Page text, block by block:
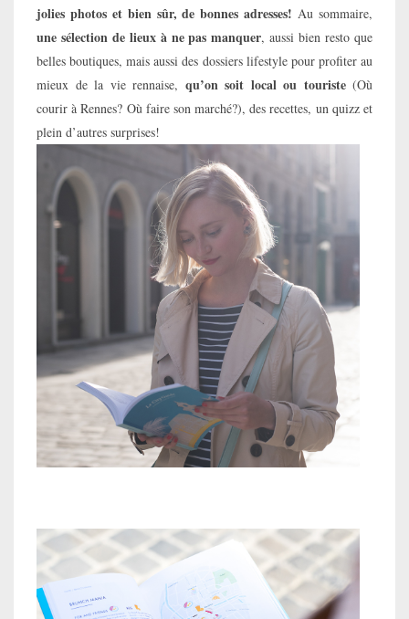
jolies photos et bien sûr, de bonnes adresses!Au sommaire,
une sélection de lieux à ne pas manquer, aussi bien resto que
belles boutiques, mais aussi des dossiers lifestyle pour profiter au
mieux de la vie rennaise, qu’on soit local ou touriste(Où
courir à Rennes? Où faire son marché?), des recettes, un quizz et
plein d’autres surprises!